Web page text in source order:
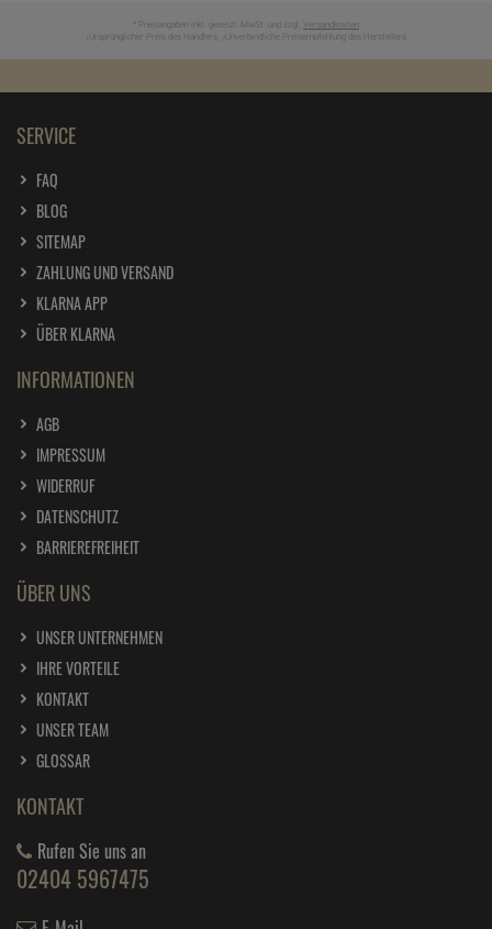
* Preisangaben inkl. gesetzl. MwSt. und zzgl. Versandkosten
Ursprünglicher Preis des Händlers, Unverbindliche Preisempfehlung des Herstellers
SERVICE
FAQ
BLOG
SITEMAP
ZAHLUNG UND VERSAND
KLARNA APP
ÜBER KLARNA
INFORMATIONEN
AGB
IMPRESSUM
WIDERRUF
DATENSCHUTZ
BARRIEREFREIHEIT
ÜBER UNS
UNSER UNTERNEHMEN
IHRE VORTEILE
KONTAKT
UNSER TEAM
GLOSSAR
KONTAKT
Rufen Sie uns an
02404 5967475